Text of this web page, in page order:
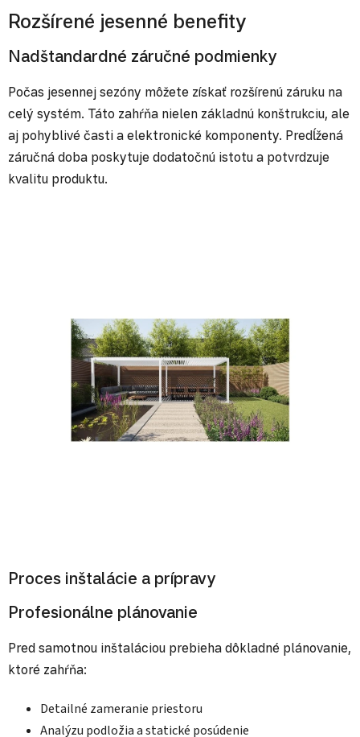
Rozšírené jesenné benefity
Nadštandardné záručné podmienky
Počas jesennej sezóny môžete získať rozšírenú záruku na
celý systém. Táto zahŕňa nielen základnú konštrukciu, ale
aj pohyblivé časti a elektronické komponenty. Predĺžená
záručná doba poskytuje dodatočnú istotu a potvrdzuje
kvalitu produktu.
Proces inštalácie a prípravy
Profesionálne plánovanie
Pred samotnou inštaláciou prebieha dôkladné plánovanie,
ktoré zahŕňa:
Detailné zameranie priestoru
Analýzu podložia a statické posúdenie